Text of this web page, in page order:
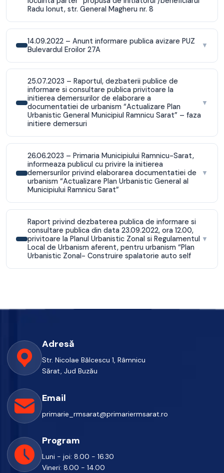
Radu Ionut, str. General Magheru nr. 8
14.09.2022 – Anunt informare publica avizare PUZ
Bulevardul Eroilor 27A
▼
25.07.2023 – Raportul, dezbaterii publice de
informare si consultare publica privitoare la
initierea demersurilor de elaborare a
documentatiei de urbanism “Actualizare Plan
Urbanistic General Municipiul Ramnicu Sarat” – faza
initiere demersuri
▼
26.06.2023 – Primaria Municipiului Ramnicu-Sarat,
informeaza publicul cu privire la initierea
demersurilor privind elaborarea documentatiei de
urbanism “Actualizare Plan Urbanistic General al
Municipiului Ramnicu Sarat”
▼
Raport privind dezbaterea publica de informare si
consultare publica din data 23.09.2022, ora 12.00,
privitoare la Planul Urbanistic Zonal si Regulamentul
Local de Urbanism aferent, pentru urbanism “Plan
Urbanistic Zonal- Construire spalatorie auto self
▼
Adresă
Str. Nicolae Bălcescu 1, Râmnicu
Sărat, Jud Buzău
Email
primarie_rmsarat@primariermsarat.ro
Program
Luni - joi: 8.00 - 16.30
Vineri: 8.00 - 14.00